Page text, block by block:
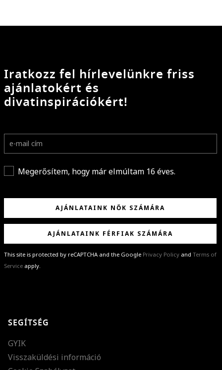
Iratkozz fel hírlevelünkre friss
ajánlatokért és
divatinspirációkért!
Megerősítem, hogy már elmúltam 16 éves.
AJÁNLATAINK NŐK SZÁMÁRA
AJÁNLATAINK FÉRFIAK SZÁMÁRA
This site is protected by reCAPTCHA and the Google Privacy Policy and Terms of
Service apply.
különleges ajánlatainkat és stílustippjeinket!
SEGÍTSÉG
GYIK
Visszaküldési információ